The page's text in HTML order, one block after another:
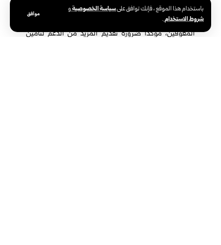
باستخدام هذا الموقع ، فإنك توافق علىسياسة الخصوصيةو
شروط الاستخدام.
موافق
الغذائية والصحية، الإسعاف، الصحة المجتمعية، التثقيف
تجاه الألغام، العلاج الفيزيائي، وخدمات خاصة لفئة
المعوقين، مؤكداً ضرورة تقديم المزيد من الدعم لتأمين